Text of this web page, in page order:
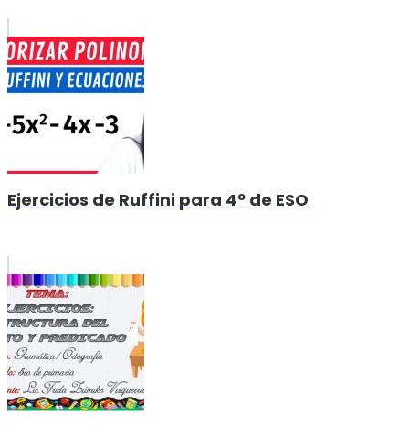
Ejercicios de Ruffini para 4º de ESO